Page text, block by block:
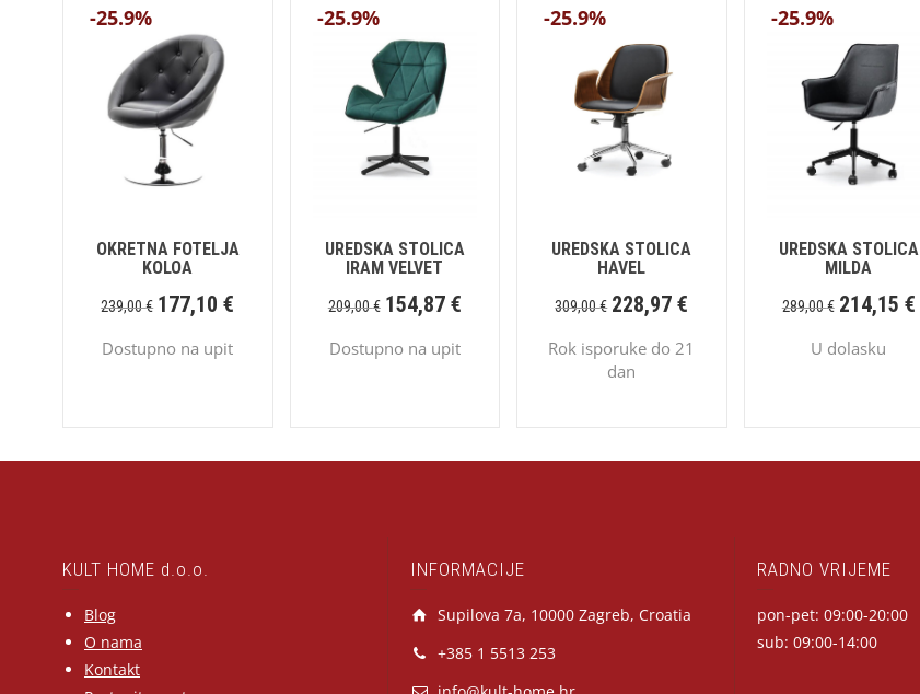
-25.9%
OKRETNA FOTELJA
KOLOA
239,00€ 177,10€
Dostupno na upit
-25.9%
UREDSKA STOLICA
IRAM VELVET
209,00€ 154,87 €
Dostupno na upit
-25.9%
UREDSKA STOLICA
HAVEL
309,00€ 228,97€
Rok isporuke do 21
dan
-25.9%
UREDSKA STOLICA
MILDA
289,00€ 214,15 €
U dolasku
KULT HOME d.o.o.
Blog
O nama
Kontakt
INFORMACIJE
Supilova 7a, 10000 Zagreb, Croatia
+385 1 5513 253
RADNO VRIJEME
pon-pet: 09:00-20:00
sub: 09:00-14:00